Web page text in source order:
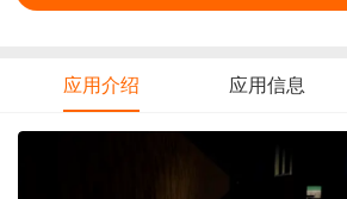
应用介绍 应用信息